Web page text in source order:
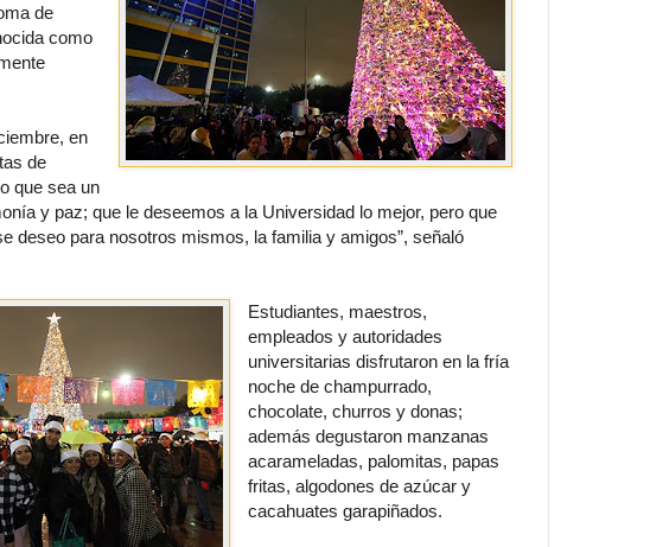
de
como
en
de
que sea un
y paz; que le deseemos a la Universidad lo mejor, pero que
deseo para nosotros mismos, la familia y amigos”, señaló
Estudiantes, maestros,
empleados y autoridades
universitarias disfrutaron en la fría
noche de champurrado,
chocolate, churros y donas;
además degustaron manzanas
acarameladas, palomitas, papas
fritas, algodones de azúcar y
cacahuates garapiñados.